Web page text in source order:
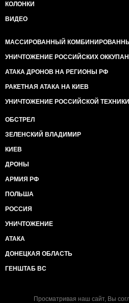
КОЛОНКИ
ВИДЕО
МАССИРОВАННЫЙ
УНИЧТОЖЕНИЕ РОССИЙСКИХ
АТАКА ДРОНОВ НА РЕГИОНЫ РФ
РАКЕТНАЯ АТАКА НА КИЕВ
УНИЧТОЖЕНИЕ РОССИЙСКОЙ ТЕХНИКИ
ОБСТРЕЛ
ЗЕЛЕНСКИЙ ВЛАДИМИР
КИЕВ
ДРОНЫ
АРМИЯ РФ
ПОЛЬША
РОССИЯ
УНИЧТОЖЕНИЕ
АТАКА
ДОНЕЦКАЯ ОБЛАСТЬ
ГЕНШТАБ ВС
Просматривая наш сайт, Вы